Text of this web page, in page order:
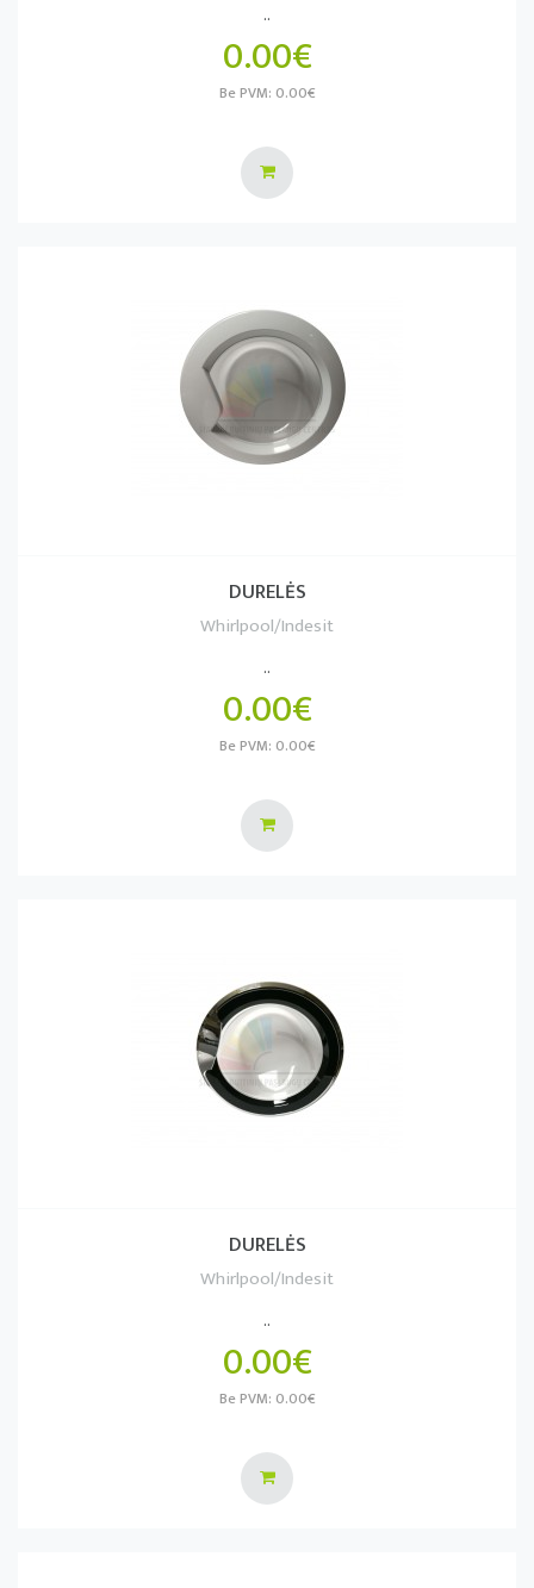
..
0.00€
Be PVM: 0.00€
DURELĖS
Whirlpool/Indesit
..
0.00€
Be PVM: 0.00€
DURELĖS
Whirlpool/Indesit
..
0.00€
Be PVM: 0.00€